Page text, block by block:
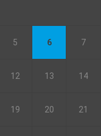
5 6 7
12 13 14
19 20 21